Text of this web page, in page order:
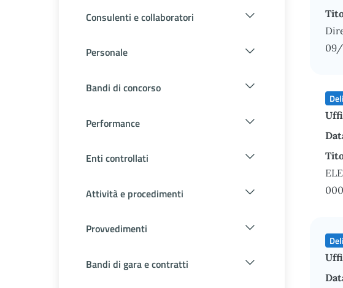
Consulenti e collaboratori
Personale
Bandi di concorso
Performance
Enti controllati
Attività e procedimenti
Provvedimenti
Bandi di gara e contratti